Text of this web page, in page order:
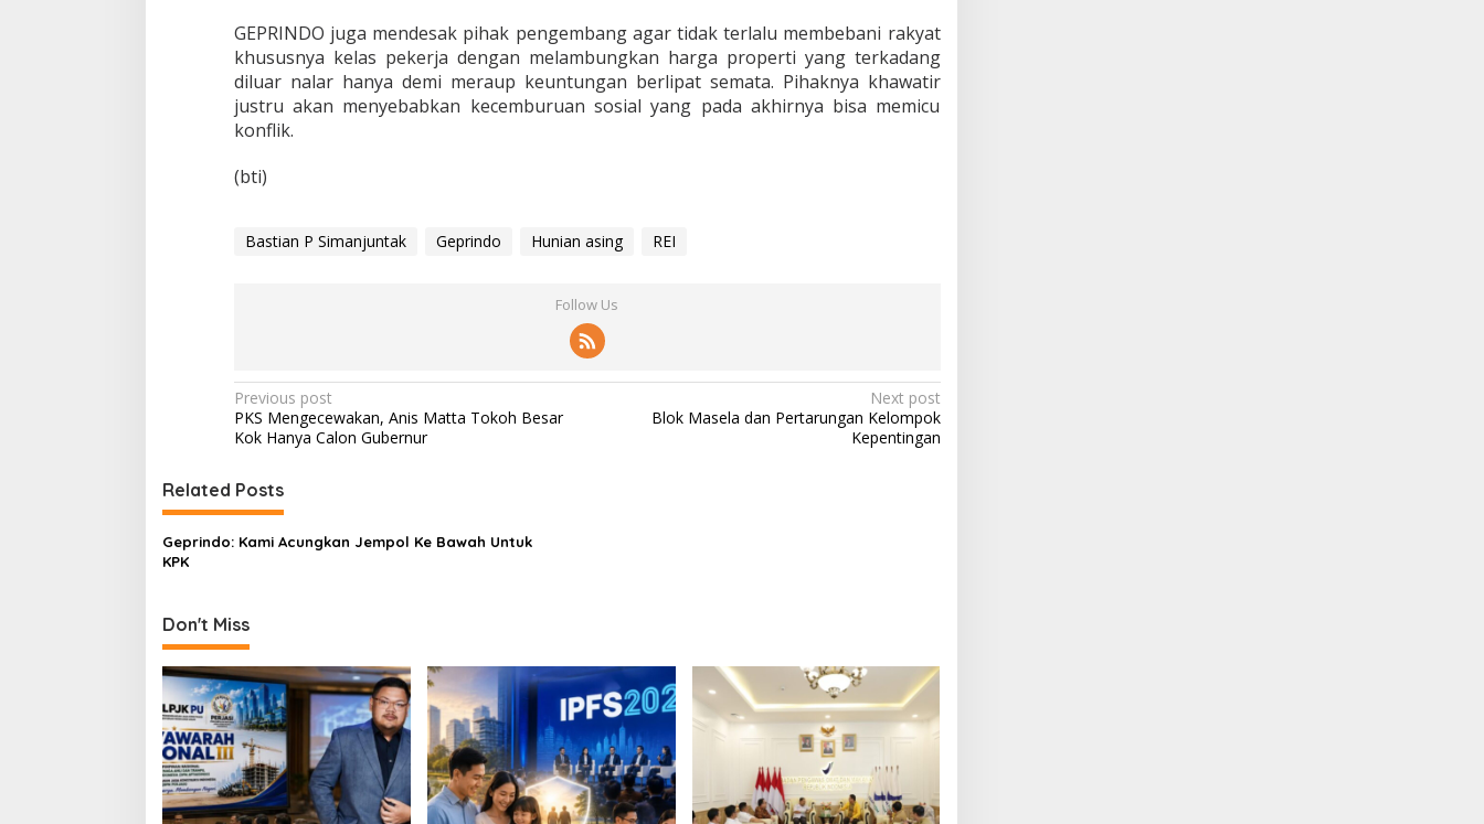
GEPRINDO juga mendesak pihak pengembang agar tidak terlalu membebani rakyat
khususnya kelas pekerja dengan melambungkan harga properti yang terkadang
diluar nalar hanya demi meraup keuntungan berlipat semata. Pihaknya khawatir
justru akan menyebabkan kecemburuan sosial yang pada akhirnya bisa memicu
konflik.
(bti)
Bastian P Simanjuntak Geprindo Hunian asing REI
Follow Us
P
o
t
n
a
i
g
a
t
i
o
n
Previous post
PKS Mengecewakan, Anis Matta Tokoh Besar
Kok Hanya Calon Gubernur
Next post
Blok Masela dan Pertarungan Kelompok
Kepentingan
Related Posts
Geprindo: Kami Acungkan Jempol Ke Bawah Untuk
KPK
Don't Miss